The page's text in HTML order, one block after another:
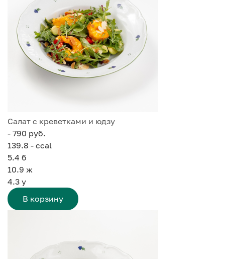
Салат с креветками и юдзу
- 790 руб.
139.8 - ccal
5.4 б
10.9 ж
4.3 у
В корзину